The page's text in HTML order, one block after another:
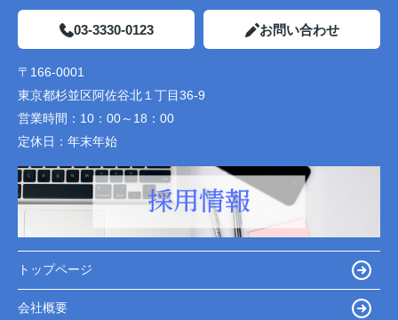
03-3330-0123 お問い合わせ
〒166-0001
東京都杉並区阿佐谷北１丁目36-9
営業時間： 10：00～18：00
定休日： 年末年始
トップページ
会社概要